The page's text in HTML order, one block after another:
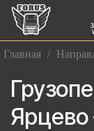
Главная /